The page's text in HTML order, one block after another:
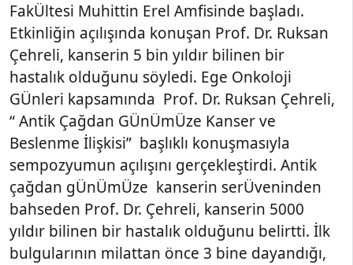
FakÜltesi Muhittin Erel Amfisinde başladı.
Etkinliğin açılışında konuşan Prof. Dr. Ruksan
Çehreli, kanserin 5 bin yıldır bilinen bir
hastalık olduğunu söyledi. Ege Onkoloji
GÜnleri kapsamında Prof. Dr. Ruksan Çehreli,
“ Antik Çağdan GÜnÜmÜze Kanser ve
Beslenme İlişkisi” başlıklı konuşmasıyla
sempozyumun açılışını gerçekleştirdi. Antik
çağdan gÜnÜmÜze kanserin serÜveninden
bahseden Prof. Dr. Çehreli, kanserin 5000
yıldır bilinen bir hastalık olduğunu belirtti. İlk
bulgularının milattan önce 3 bine dayandığı,